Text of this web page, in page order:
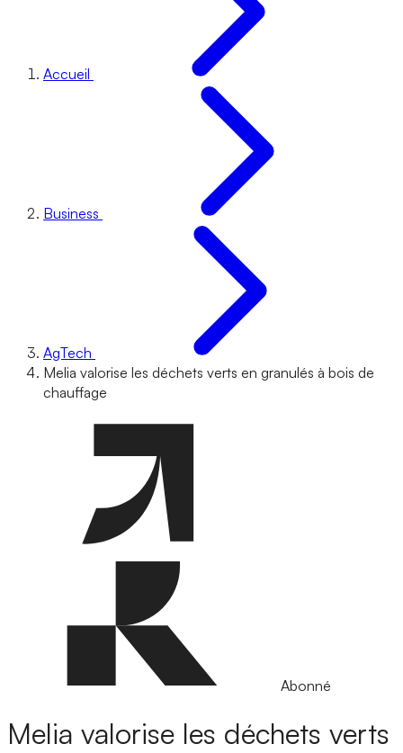
Accueil
Business
AgTech
Melia valorise les déchets verts en granulés à bois de
chauffage
Abonné
Melia valorise les déchets verts